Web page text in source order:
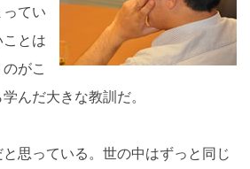
てい
ことは
がこ
んだ大きな教訓だ。
思っている。世の中はずっと同じ